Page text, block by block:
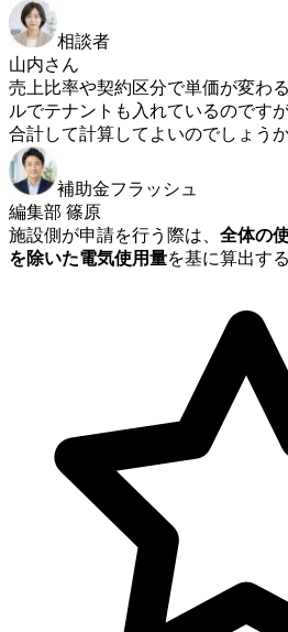
相談者
山内さん
売上比率や契約区分で単価が変わ
ルでテナントも入れているのです
合計して計算してよいのでしょうか
補助金フラッシュ
編集部 篠原
施設側が申請を行う際は、 全体の
を除いた電気使用量を基に算出す